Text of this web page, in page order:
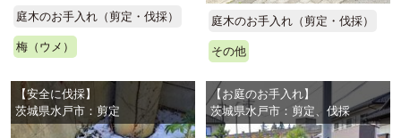
庭木のお手入れ（剪定・伐採）
梅（ウメ）
庭木のお手入れ（剪定・伐採）
その他
【安全に伐採】
茨城県水戸市：剪定
【お庭のお手入れ】
茨城県水戸市：剪定、伐採